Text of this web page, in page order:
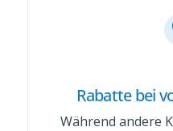
Rabatte bei
Während andere